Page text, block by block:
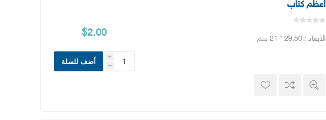
أعظم كتاب
الأبعاد : 29.50 * 21 سم $2.00
i
h
أضف للسلة